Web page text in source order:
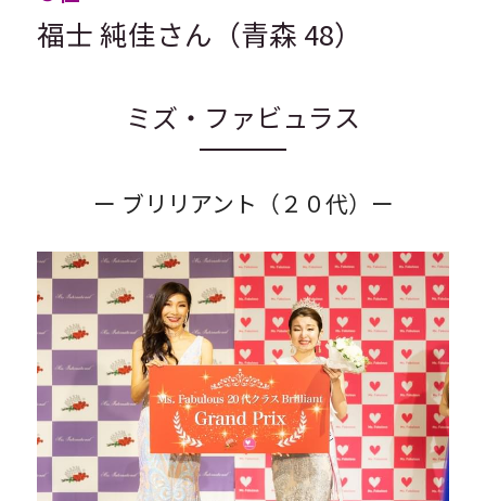
福士 純佳さん（青森 48）
ミズ・ファビュラス
ー ブリリアント（２０代）ー